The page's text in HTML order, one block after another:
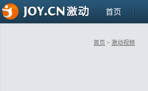
首页
首页 > 激动视频